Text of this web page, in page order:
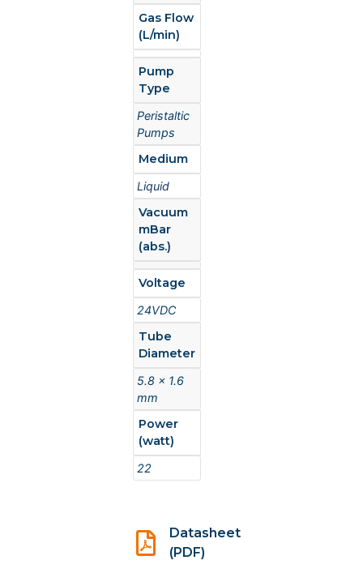
Gas Flow
(L/min)
Pump
Type
Peristaltic
Pumps
Medium
Liquid
Vacuum
mBar
(abs.)
Voltage
24VDC
Tube
Diameter
5.8 x 1.6
mm
Power
(watt)
22
Datasheet
(PDF)